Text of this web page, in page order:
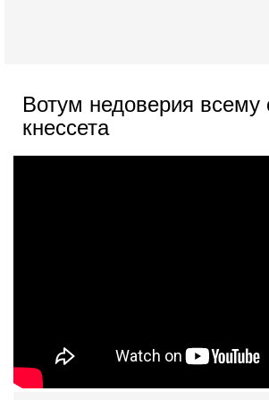
Вотум недоверия всему
кнессета